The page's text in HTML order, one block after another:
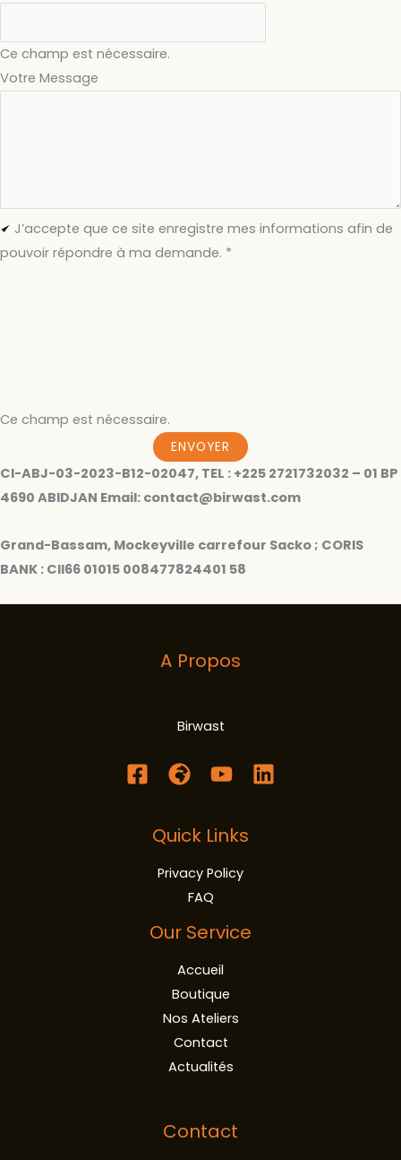
Ce champ est nécessaire.
Votre Message
J’accepte que ce site enregistre mes informations afin de
pouvoir répondre à ma demande. *
Ce champ est nécessaire.
ENVOYER
CI-ABJ-03-2023-B12-02047, TEL : +225 2721732032 – 01 BP
4690 ABIDJAN Email: contact@birwast.com
Grand-Bassam, Mockeyville carrefour Sacko ; CORIS
BANK : CII66 01015 008477824401 58
A Propos
Birwast
Quick Links
Privacy Policy
FAQ
Our Service
Accueil
Boutique
Nos Ateliers
Contact
Actualités
Contact